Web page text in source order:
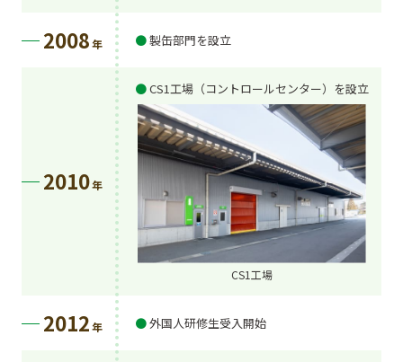
2008年 製缶部門を設立
2010年
CS1工場（コントロールセンター）を設立
CS1工場
2012年 外国人研修生受入開始